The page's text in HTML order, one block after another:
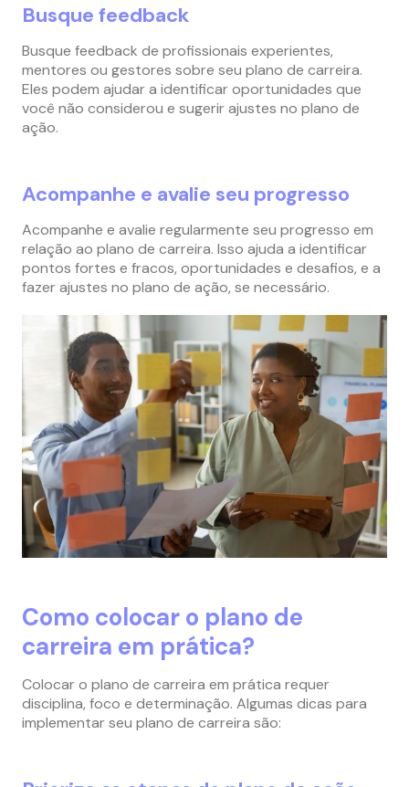
Busque feedback
Busque feedback de profissionais experientes,
mentores ou gestores sobre seu plano de carreira.
Eles podem ajudar a identificar oportunidades que
você não considerou e sugerir ajustes no plano de
ação.
Acompanhe e avalie seu progresso
Acompanhe e avalie regularmente seu progresso em
relação ao plano de carreira. Isso ajuda a identificar
pontos fortes e fracos, oportunidades e desafios, e a
fazer ajustes no plano de ação, se necessário.
Como colocar o plano de
carreira em prática?
Colocar o plano de carreira em prática requer
disciplina, foco e determinação. Algumas dicas para
implementar seu plano de carreira são: